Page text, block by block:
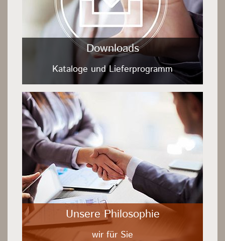
Downloads
Kataloge und Lieferprogramm
Unsere Philosophie
wir für Sie